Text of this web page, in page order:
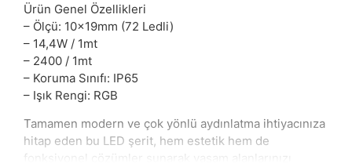
Ürün Genel Özellikleri
– Ölçü: 10x19mm (72 Ledli)
– 14,4W / 1mt
– 2400 / 1mt
– Koruma Sınıfı: IP65
– Işık Rengi: RGB
Tamamen modern ve çok yönlü aydınlatma ihtiyacınıza
hitap eden bu LED şerit, hem estetik hem de
fonksiyonel çözümler sunarak yaşam alanlarınızı